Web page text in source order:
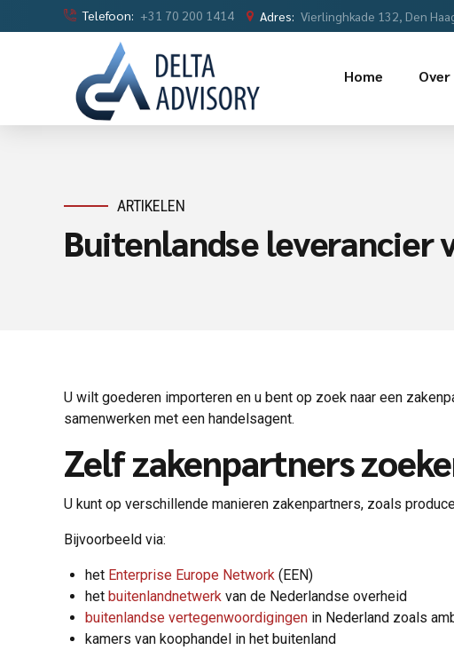
Telefoon: +31 70 200 1414 Adres: Vierlinghkade 132, Den
Home Over
ARTIKELEN
Buitenlandse leverancier
U wilt goederen importeren en u bent op zoek naar een
samenwerken met een handelsagent.
Zelf zakenpartners
U kunt op verschillende manieren zakenpartners, zoals
Bijvoorbeeld via:
het Enterprise Europe Network (EEN)
het buitenlandnetwerk van de Nederlandse overheid
buitenlandse vertegenwoordigingen in Nederland zoals
kamers van koophandel in het buitenland